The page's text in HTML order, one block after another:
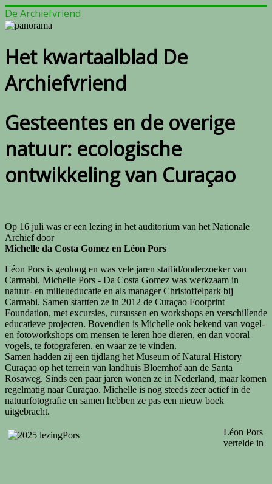
De Archiefvriend
Het kwartaalblad De
Archiefvriend
Gesteentes en de overige
natuur: ecologische
ontwikkeling van Curaçao
Op 16 juli was er een lezing in het auditorium van het Nationale
Archief door
Michelle da Costa Gomez en Léon Pors
Léon Pors is geoloog en was vele jaren staflid/onderzoeker van
Carmabi. Michelle Pors - Da Costa Gomez was werkzaam in
natuur- en milieueducatie en als manager Christoffelpark bij
Carmabi. Samen startten ze in 2012 de Curaçao Footprint
Foundation, met excursies, cursussen en workshops en verschillende
educatieve projecten. Bovendien is Michelle ook bekend van vogel-
en fotoworkshops om mensen te leren hoe dieren, en dan vooral
vogels, te fotograferen. en waar ze te vinden.
Samen hadden zij een tijdlang het Museum of Natural History
Curaçao op het terrein van landhuis Bloemhof aan de Santa
Rosaweg. Sinds een paar jaren wonen ze in Nederland, maar komen
regelmatig naar Curaçao. Michelle is nog steeds zeer actief in de
natuurfotografie en samen hebben ze pas een nieuw boek
uitgebracht.
Léon Pors
vertelde in